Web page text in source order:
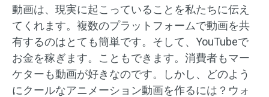
動画は、現実に起こっていることを私たちに伝え
てくれます。複数のプラットフォームで動画を共
有するのはとても簡単です。そして、YouTubeで
お金を稼ぎます。こともできます。消費者もマー
ケターも動画が好きなのです。しかし、どのよう
にクールなアニメーション動画を作るには？ウォ